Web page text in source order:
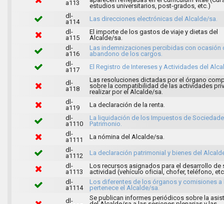
a113
estudios universitarios, post-grados, etc.)
dl-
a114
Las direcciones electrónicas del Alcalde/sa.
dl-
a115
El importe de los gastos de viaje y dietas del
Alcalde/sa.
dl-
a116
Las indemnizaciones percibidas con ocasión
abandono de los cargos.
dl-
a117
El Registro de Intereses y Actividades del
dl-
a118
Las resoluciones dictadas por el órgano
sobre la compatibilidad de las actividades
realizar por el Alcalde/sa.
dl-
a119
La declaración de la renta.
dl-
a1110
La liquidación de los Impuestos de
Patrimonio.
dl-
a1111
La nómina del Alcalde/sa.
dl-
a1112
La declaración patrimonial y bienes del
dl-
a1113
Los recursos asignados para el desarrollo de
actividad (vehículo oficial, chofer, teléfono,
dl-
a1114
Los diferentes de los órganos y comisiones a
pertenece el Alcalde/sa.
dl-
Se publican informes periódicos sobre la